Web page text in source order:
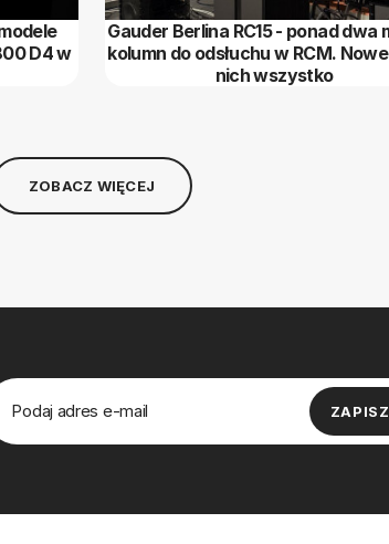
D4 w
Gauder Berlina RC15 - ponad dwa
kolumn do odsłuchu w RCM.
nich wszystko
ZOBACZ WIĘCEJ